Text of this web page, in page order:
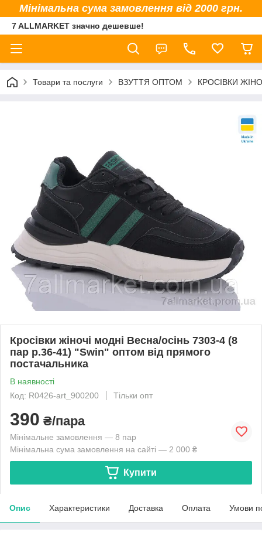
Мінімальна сума замовлення від 2000 грн.
7 ALLMARKET значно дешевше!
Товари та послуги ВЗУТТЯ ОПТОМ КРОСІВКИ
Кросівки жіночі модні Весна/осінь 7303-4 (8
пар р.36-41) "Swin" оптом від прямого
постачальника
В наявності
Код: R0426-art_900200
Тільки опт
390 ₴/пара
Мінімальне замовлення — 8 пар
Мінімальна сума замовлення на сайті — 2 000 ₴
Купити
Опис Характеристики Доставка Оплата Умови